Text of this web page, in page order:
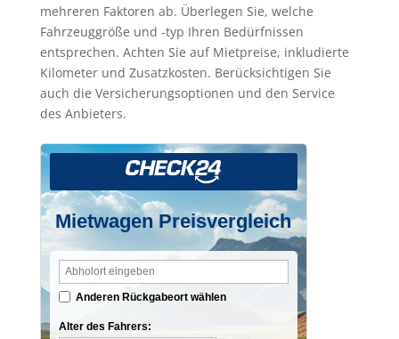
mehreren Faktoren ab. Überlegen Sie, welche
Fahrzeuggröße und -typ Ihren Bedürfnissen
entsprechen. Achten Sie auf Mietpreise, inkludierte
Kilometer und Zusatzkosten. Berücksichtigen Sie
auch die Versicherungsoptionen und den Service
des Anbieters.
Mietwagen Preisvergleich
Anderen Rückgabeort wählen
Alter des Fahrers: